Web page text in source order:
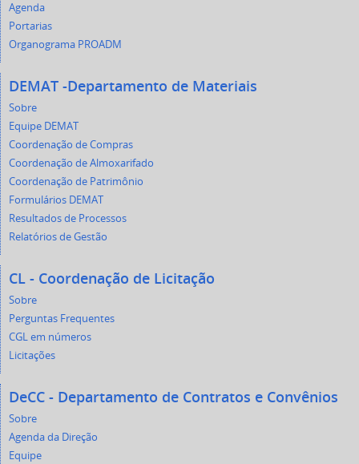
Agenda
Portarias
Organograma PROADM
DEMAT -Departamento de Materiais
Sobre
Equipe DEMAT
Coordenação de Compras
Coordenação de Almoxarifado
Coordenação de Patrimônio
Formulários DEMAT
Resultados de Processos
Relatórios de Gestão
CL - Coordenação de Licitação
Sobre
Perguntas Frequentes
CGL em números
Licitações
DeCC - Departamento de Contratos e Convênios
Sobre
Agenda da Direção
Equipe